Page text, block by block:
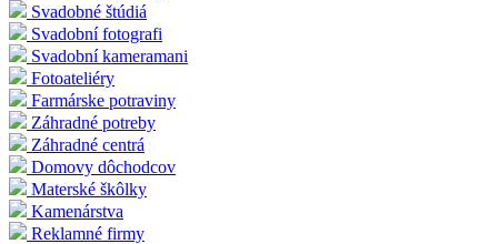
Svadobné štúdiá
Svadobní fotografi
Svadobní kameramani
Fotoateliéry
Farmárske potraviny
Záhradné potreby
Záhradné centrá
Domovy dôchodcov
Materské škôlky
Kamenárstva
Reklamné firmy